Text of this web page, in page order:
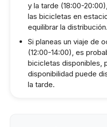
y la tarde (18:00-
las bicicletas en
equilibrar la distribución.
Si planeas un viaje de
(12:00-14:00), es
bicicletas disponibles,
disponibilidad puede
la tarde.